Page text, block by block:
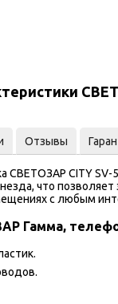
Отзывы
СВЕТОЗАР CITY
что
с любым
Гамма,